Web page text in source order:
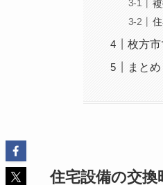
枚方
まとめ
住宅設備の交換